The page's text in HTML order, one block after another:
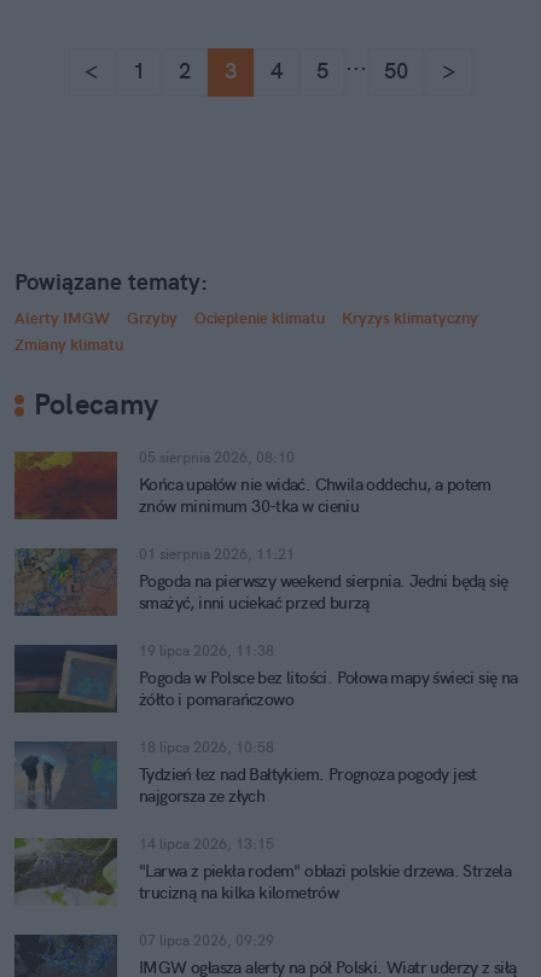
< 1 2 3 4 5 ... 50 >
Powiązane tematy:
Alerty IMGW Grzyby Ocieplenie klimatu
Kryzys klimatyczny
Zmiany klimatu
Polecamy
05 sierpnia 2026, 08:10
Końca upałów nie widać. Chwila oddechu, a potem
znów minimum 30-tka w cieniu
01 sierpnia 2026, 11:21
Pogoda na pierwszy weekend sierpnia. Jedni będą się
smażyć, inni uciekać przed burzą
19 lipca 2026, 11:38
Pogoda w Polsce bez litości. Połowa mapy świeci się na
żółto i pomarańczowo
18 lipca 2026, 10:58
Tydzień łez nad Bałtykiem. Prognoza pogody jest
najgorsza ze złych
14 lipca 2026, 13:15
"Larwa z piekła rodem" obłazi polskie drzewa. Strzela
trucizną na kilka kilometrów
07 lipca 2026, 09:29
IMGW ogłasza alerty na pół Polski. Wiatr uderzy z siłą